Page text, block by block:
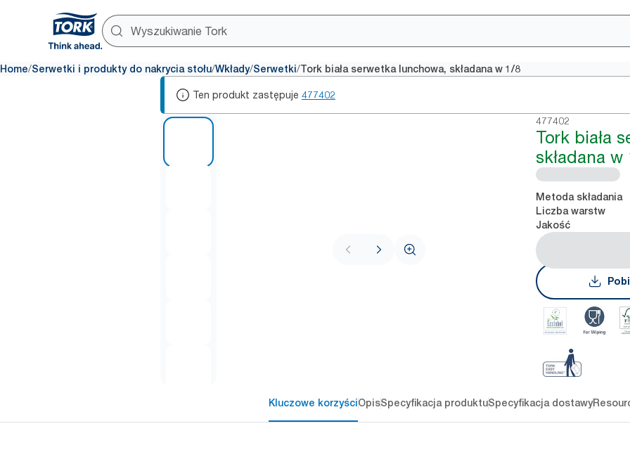
Home/Serwetki i produkty do nakrycia stołu/Wkłady/Serwetki/Tork biała serwetka lunchowa, składana w 1/8
Ten produkt zastępuje 477402
477402
Tork biała
składana w
Metoda składania
Liczba warstw
Jakość
Kluczowe korzyściOpisSpecyfikacja produktuSpecyfikacja dostawy